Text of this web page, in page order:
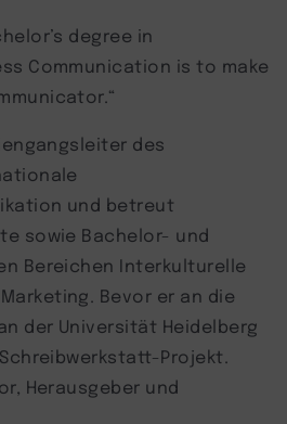
degree in
Communication is to make
des
und betreut
sowie Bachelor- und
Bereichen Interkulturelle
Bevor er an die
der Universität Heidelberg
Projekt.
Herausgeber und